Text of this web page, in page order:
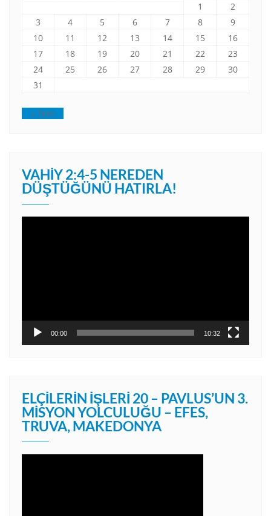
1
2
3
4 5 6 7 8
9
10
11 12 13 14 15
16
17
18 19 20 21 22
23
24
25 26 27 28 29
30
31
« Tem
VAHIY 2:4-5 NEREDEN
DÜŞTÜĞÜNÜ HATIRLA!
00:00 10:32
ELÇILERIN İŞLERI 20 – PAVLUS’UN 3.
MISYON YOLCULUĞU – EFES,
TRUVA, MAKEDONYA